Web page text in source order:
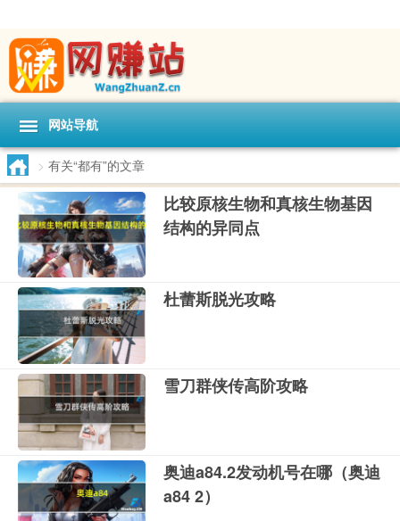
网站导航
> 有关“都有”的文章
比较原核生物和真核生物基因
结构的异同点
杜蕾斯脱光攻略
雪刀群侠传高阶攻略
奥迪a84.2发动机号在哪（奥迪
a84 2）